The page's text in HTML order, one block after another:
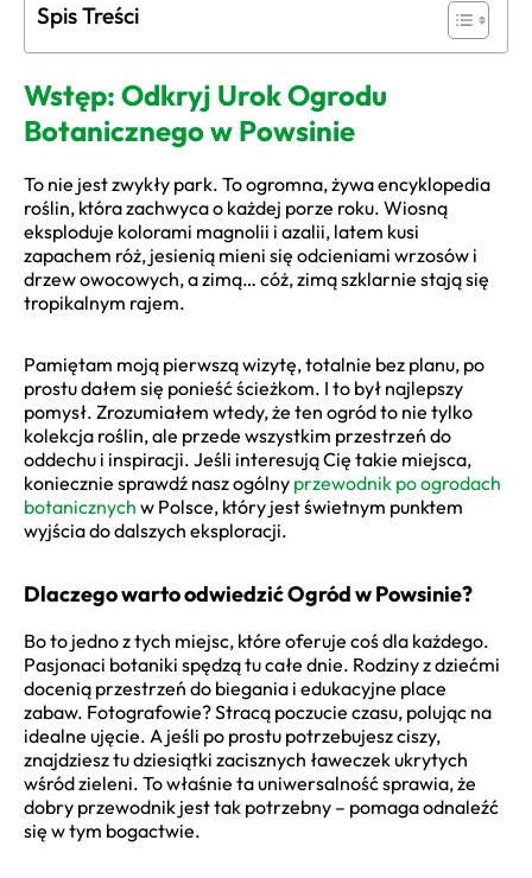
Spis Treści
Wstęp: Odkryj Urok Ogrodu
Botanicznego w Powsinie
To nie jest zwykły park. To ogromna, żywa encyklopedia
roślin, która zachwyca o każdej porze roku. Wiosną
eksploduje kolorami magnolii i azalii, latem kusi
zapachem róż, jesienią mieni się odcieniami wrzosów i
drzew owocowych, a zimą… cóż, zimą szklarnie stają się
tropikalnym rajem.
Pamiętam moją pierwszą wizytę, totalnie bez planu, po
prostu dałem się ponieść ścieżkom. I to był najlepszy
pomysł. Zrozumiałem wtedy, że ten ogród to nie tylko
kolekcja roślin, ale przede wszystkim przestrzeń do
oddechu i inspiracji. Jeśli interesują Cię takie miejsca,
koniecznie sprawdź nasz ogólny przewodnik po ogrodach
botanicznych w Polsce, który jest świetnym punktem
wyjścia do dalszych eksploracji.
Dlaczego warto odwiedzić Ogród w Powsinie?
Bo to jedno z tych miejsc, które oferuje coś dla każdego.
Pasjonaci botaniki spędzą tu całe dnie. Rodziny z dziećmi
docenią przestrzeń do biegania i edukacyjne place
zabaw. Fotografowie? Stracą poczucie czasu, polując na
idealne ujęcie. A jeśli po prostu potrzebujesz ciszy,
znajdziesz tu dziesiątki zacisznych ławeczek ukrytych
wśród zieleni. To właśnie ta uniwersalność sprawia, że
dobry przewodnik jest tak potrzebny – pomaga odnaleźć
się w tym bogactwie.